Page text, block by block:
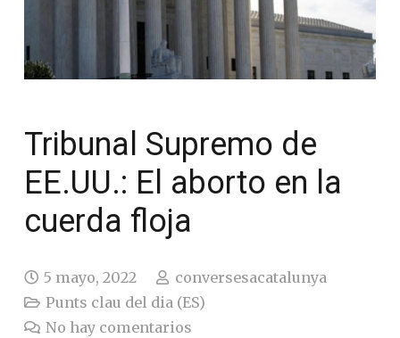
Tribunal Supremo de
EE.UU.: El aborto en la
cuerda floja
5 mayo, 2022
conversesacatalunya
Punts clau del dia (ES)
No hay comentarios